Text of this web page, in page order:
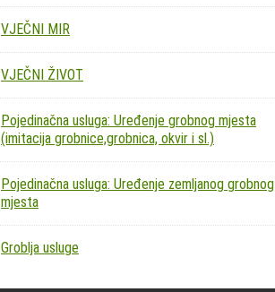
VJEČNI MIR
VJEČNI ŽIVOT
Pojedinačna usluga: Uređenje grobnog mjesta
(imitacija grobnice,grobnica, okvir i sl.)
Pojedinačna usluga: Uređenje zemljanog grobnog
mjesta
Groblja usluge